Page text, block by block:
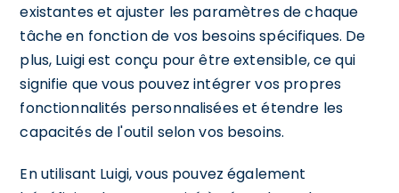
existantes et ajuster les paramètres de chaque
tâche en fonction de vos besoins spécifiques. De
plus, Luigi est conçu pour être extensible, ce qui
signifie que vous pouvez intégrer vos propres
fonctionnalités personnalisées et étendre les
capacités de l'outil selon vos besoins.
En utilisant Luigi, vous pouvez également